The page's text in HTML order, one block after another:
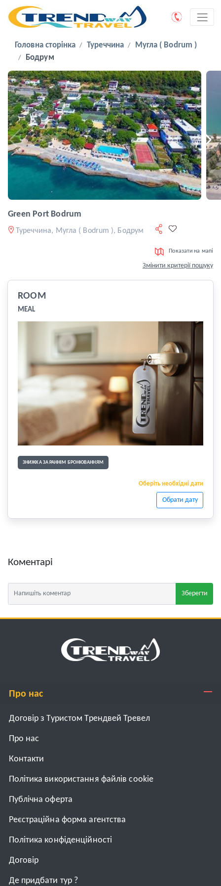
Головна сторінка Туреччина
Мугла ( Bodrum )
Бодрум
Green Port Bodrum
Туреччина, Мугла ( Bodrum ), Бодрум
Показати на мапі
Змінити критерії пошуку
ROOM
MEAL
ЗНИЖКА ЗА РАННІМ БРОНЮВАННЯМ
Оберіть необхідні дати
Обрати дату
Коментарі
Зберегти
Про нас
Договір з Туристом Трендвей Тревел
Про нас
Контакти
Політика використання файлів cookie
Публічна оферта
Реєстраційна форма агентства
Політика конфіденційності
Договiр
Де придбати тур ?